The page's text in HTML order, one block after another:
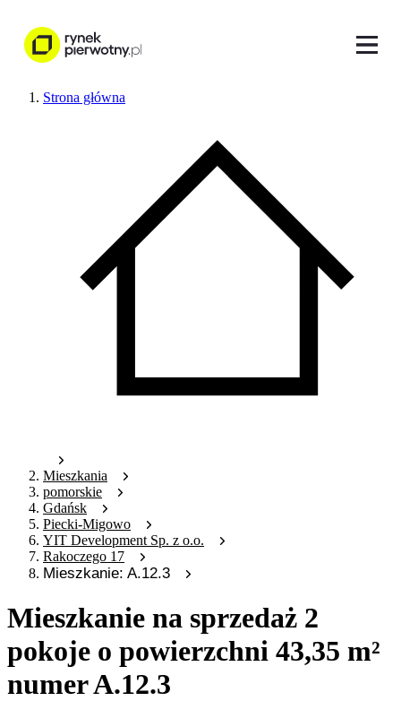
Strona główna
Mieszkania
pomorskie
Gdańsk
Piecki-Migowo
YIT Development Sp. z o.o.
Rakoczego 17
Mieszkanie: A.12.3
Mieszkanie na sprzedaż 2
pokoje o powierzchni 43,35 m²
numer A.12.3